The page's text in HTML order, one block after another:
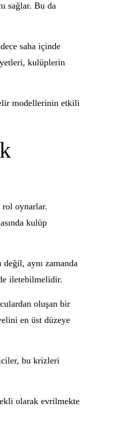
sağlar. Bu da
saha içinde
kulüplerin
modellerinin etkili
rol oynarlar.
kulüp
aynı zamanda
iletebilmelidir.
oluşan bir
en üst düzeye
bu krizleri
olarak evrilmekte